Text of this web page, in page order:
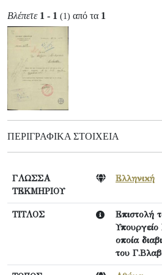
Βλέπετε 1 - 1 (1) από τα 1
ΠΕΡΙΓΡΑΦΙΚΆ ΣΤΟΙΧΕΊΑ
ΓΛΩΣΣΑ
ΤΕΚΜΗΡΙΟΥ
Ελληνική
ΤΙΤΛΟΣ
Επιστολή
οποία
του